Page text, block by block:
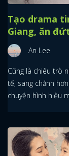
Tạo drama
Giang, ăn
An Lee
Cũng là chiêu trò
tế, sang chảnh
chuyện hình hiệu